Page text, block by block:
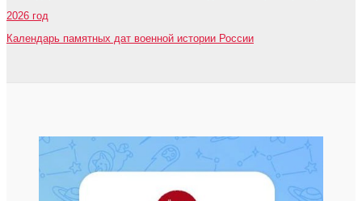
2026 год
Календарь памятных дат военной истории России